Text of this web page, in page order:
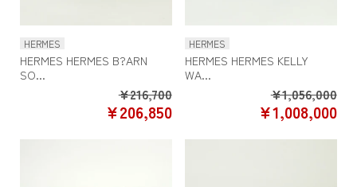
HERMES
HERMES HERMES B?ARN
SO...
Regular
price
¥216,700
SALE
¥206,850
HERMES
HERMES HERMES KELLY
WA...
¥1,056,000
¥1,008,000